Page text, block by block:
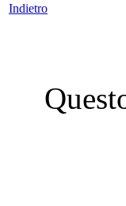
Indietro